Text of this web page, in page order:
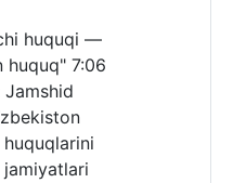
huquqi —
huquq" 7:06
Jamshid
huquqlarini